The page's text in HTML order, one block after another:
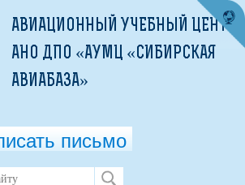
АВИАЦИОННЫЙ УЧЕБНЫЙ ЦЕНТР
АНО ДПО «АУМЦ «СИБИРСКАЯ
АВИАБАЗА»
письмо